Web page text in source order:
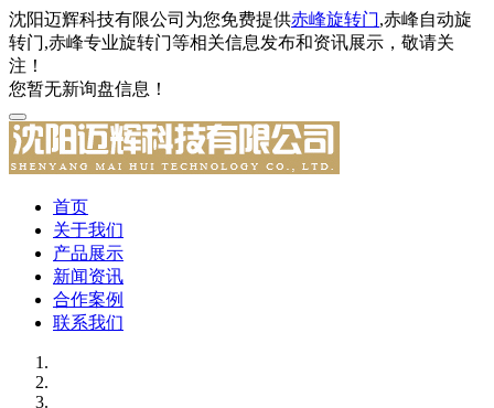
沈阳迈辉科技有限公司为您免费提供赤峰旋转门,赤峰自动旋
转门,赤峰专业旋转门等相关信息发布和资讯展示，敬请关
注！
您暂无新询盘信息！
首页
关于我们
产品展示
新闻资讯
合作案例
联系我们